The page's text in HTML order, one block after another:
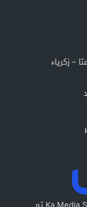
– زكرياء